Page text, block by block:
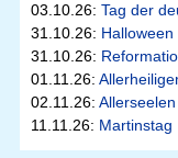
03.10.26: Tag der
31.10.26: Halloween
31.10.26:
01.11.26:
02.11.26: Allerseelen
11.11.26: Martinstag